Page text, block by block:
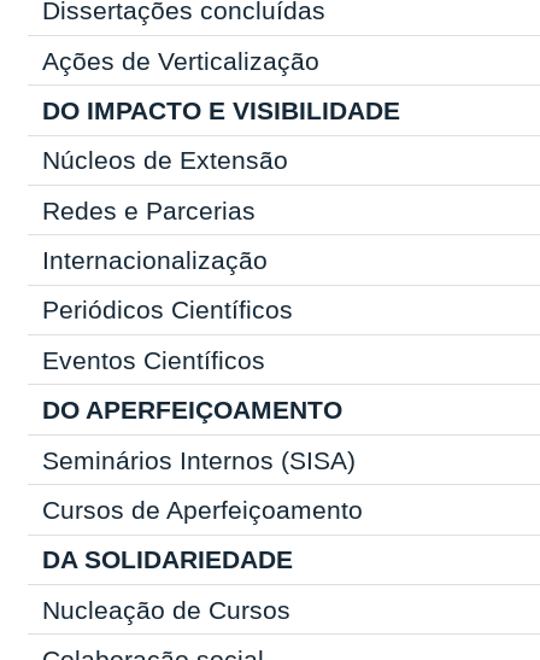
Dissertações concluídas
Ações de Verticalização
DO IMPACTO E VISIBILIDADE
Núcleos de Extensão
Redes e Parcerias
Internacionalização
Periódicos Científicos
Eventos Científicos
DO APERFEIÇOAMENTO
Seminários Internos (SISA)
Cursos de Aperfeiçoamento
DA SOLIDARIEDADE
Nucleação de Cursos